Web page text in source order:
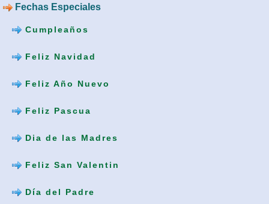
Fechas Especiales
Cumpleaños
Feliz Navidad
Feliz Año Nuevo
Feliz Pascua
Dia de las Madres
Feliz San Valentin
Día del Padre